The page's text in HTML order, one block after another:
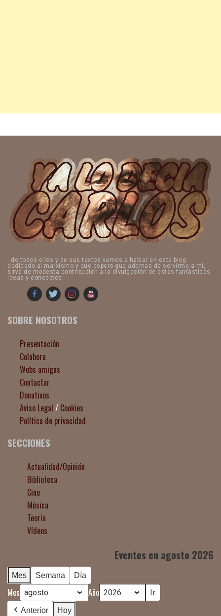
..de todos ellos y de sus textos vamos a hablar en este blog
dedicado al marxismo y que espero que ademas de servirme a mi,
sirva de modesta contribución a la divulgación de estas fantásticas
ideas y conceptos.
SOBRE NOSOTROS
Presentación
Colabora
Webs amigas
Contactar
Donativos
Aviso Legal / Cookies
Política de privacidad
SECCIONES
Actualidad/Opinión
Biblioteca
Cine
Música
Teoría
Vídeos
Eventos en agosto 2026
Mes Semana Día
Mes Año
Anterior Hoy